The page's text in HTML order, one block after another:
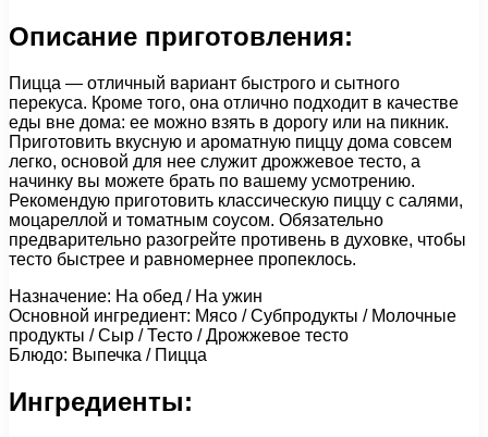
Описание приготовления:
Пицца — отличный вариант быстрого и сытного
перекуса. Кроме того, она отлично подходит в качестве
еды вне дома: ее можно взять в дорогу или на пикник.
Приготовить вкусную и ароматную пиццу дома совсем
легко, основой для нее служит дрожжевое тесто, а
начинку вы можете брать по вашему усмотрению.
Рекомендую приготовить классическую пиццу с салями,
моцареллой и томатным соусом. Обязательно
предварительно разогрейте противень в духовке, чтобы
тесто быстрее и равномернее пропеклось.
Назначение: На обед / На ужин
Основной ингредиент: Мясо / Субпродукты / Молочные
продукты / Сыр / Тесто / Дрожжевое тесто
Блюдо: Выпечка / Пицца
Ингредиенты: